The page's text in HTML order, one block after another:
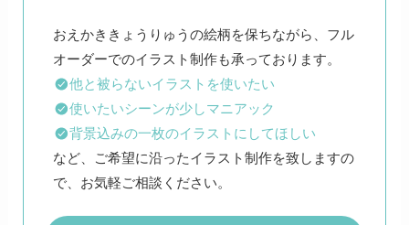
おえかききょうりゅうの絵柄を保ちながら、フル
他と被らないイラストを使いたい
使いたいシーンが少しマニアック
背景込みの一枚のイラストにしてほしい
など、ご希望に沿ったイラスト制作を致しますの
で、お気軽ご相談ください。